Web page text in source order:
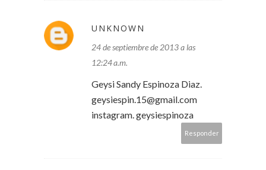
UNKNOWN
24 de septiembre de 2013 a las
12:24 a.m.
Geysi Sandy Espinoza Diaz.
geysiespin.15@gmail.com
instagram. geysiespinoza
Responder